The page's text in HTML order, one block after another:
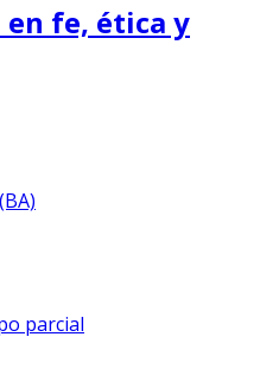
fe, ética y
parcial